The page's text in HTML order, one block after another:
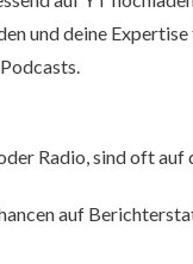
und deine Expertise
Radio, sind oft auf
auf